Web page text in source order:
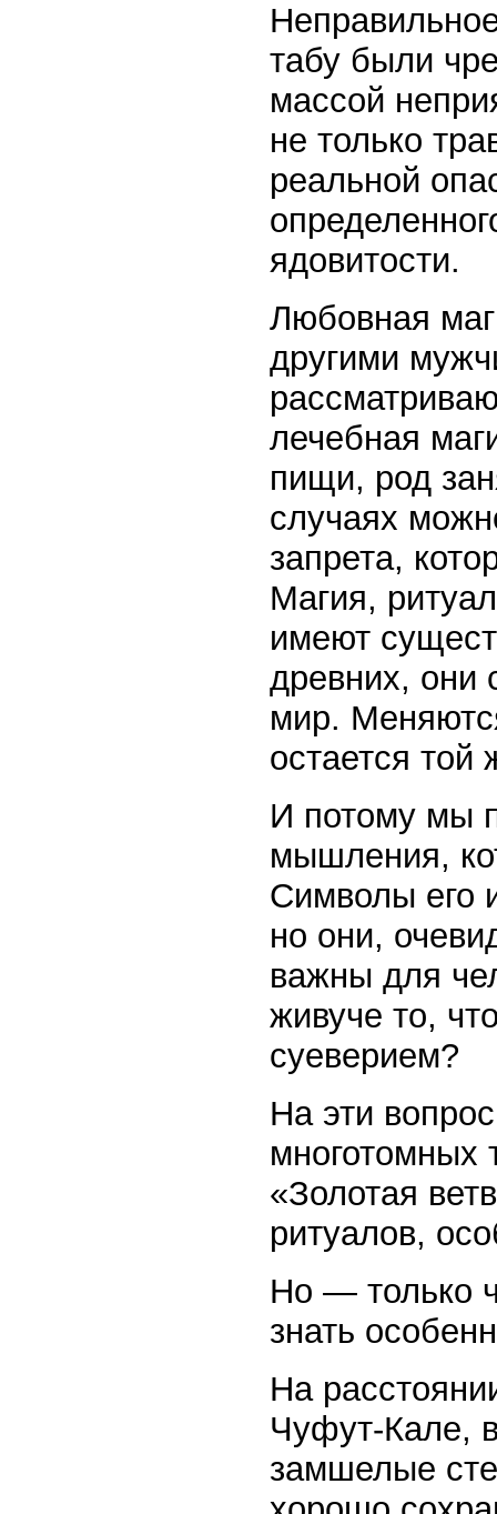
табу были
массой
не только
реальной
ядовитости.
Любовная
другими
лечебная
пищи, род
случаях
запрета,
Магия,
имеют
древних, они
мир.
остается той
И потому мы
мышления,
Символы его
но они,
важны для
живуче то,
суеверием?
На эти
многотомных
«Золотая
ритуалов,
Но — только
знать
На
Чуфут-Кале,
замшелые